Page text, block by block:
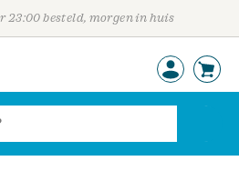
23:00 besteld, morgen in huis